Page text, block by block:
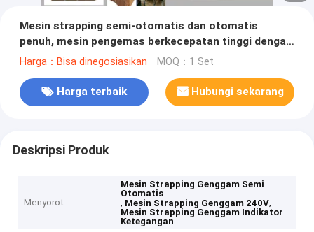
Mesin strapping semi-otomatis dan otomatis
penuh, mesin pengemas berkecepatan tinggi dengan
strapping PP PET
Harga：Bisa dinegosiasikan MOQ：1 Set
Harga terbaik Hubungi sekarang
Deskripsi Produk
Menyorot
Mesin Strapping Genggam Semi
Otomatis
, Mesin Strapping Genggam 240V,
Mesin Strapping Genggam Indikator
Ketegangan